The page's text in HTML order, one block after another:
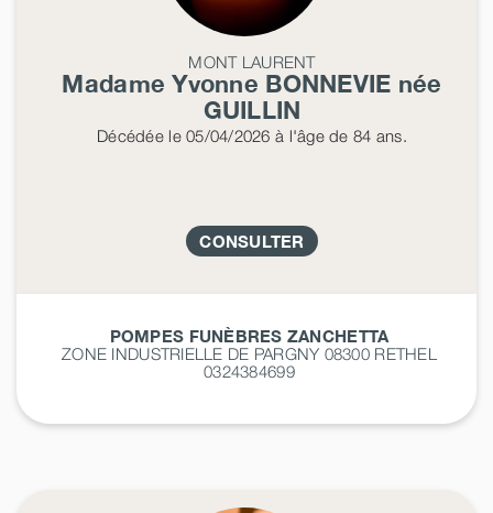
MONT LAURENT
Madame Yvonne BONNEVIE née
GUILLIN
Décédéele 05/04/2026 à l'âge de 84 ans.
CONSULTER
POMPES FUNÈBRES ZANCHETTA
ZONE INDUSTRIELLE DE PARGNY 08300 RETHEL
0324384699